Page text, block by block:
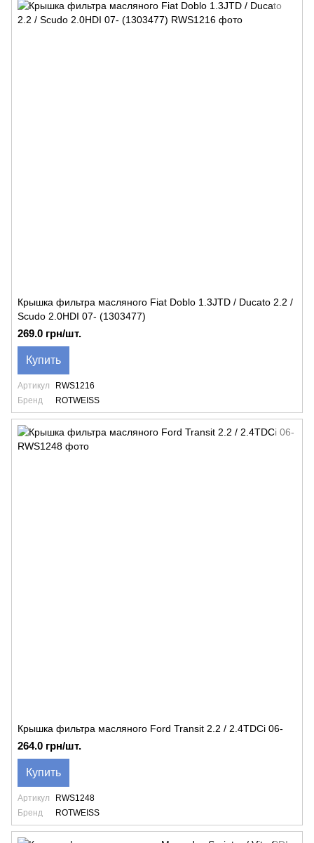
Крышка фильтра масляного Fiat Doblo 1.3JTD / Ducato 2.2 /
Scudo 2.0HDI 07- (1303477)
269.0 грн/шт.
Купить
Артикул
RWS1216
Бренд
ROTWEISS
Крышка фильтра масляного Ford Transit 2.2 / 2.4TDCi 06-
264.0 грн/шт.
Купить
Артикул
RWS1248
Бренд
ROTWEISS